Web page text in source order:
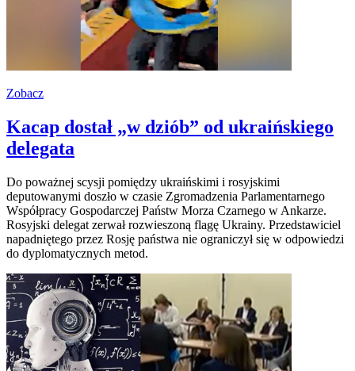
Zobacz
Kacap dostał „w dziób” od ukraińskiego
delegata
Do poważnej scysji pomiędzy ukraińskimi i rosyjskimi
deputowanymi doszło w czasie Zgromadzenia Parlamentarnego
Współpracy Gospodarczej Państw Morza Czarnego w Ankarze.
Rosyjski delegat zerwał rozwieszoną flagę Ukrainy. Przedstawiciel
napadniętego przez Rosję państwa nie ograniczył się w odpowiedzi
do dyplomatycznych metod.